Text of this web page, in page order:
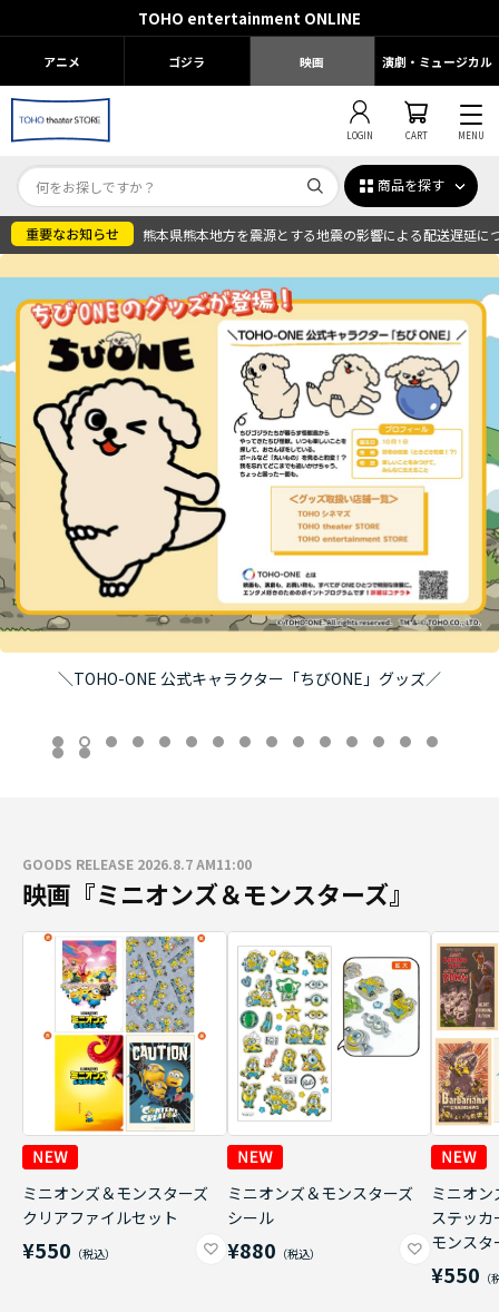
TOHO entertainment ONLINE
アニメ ゴジラ 映画 演劇・ミュージカル
LOGIN CART MENU
商品を探す
熊本県熊本地方を震源とする地震の影響による配送遅延に
8/7（金）午前11時より発売！映画『ブルーロック』劇場グッズ
GOODS RELEASE 2026.8.7 AM11:00
映画『ミニオンズ＆モンスターズ』
ミニオンズ＆モンスターズ
クリアファイルセット
¥550
ミニオンズ＆モンスターズ
シール
¥880
ミニオ
ステッ
モンスタ
¥550